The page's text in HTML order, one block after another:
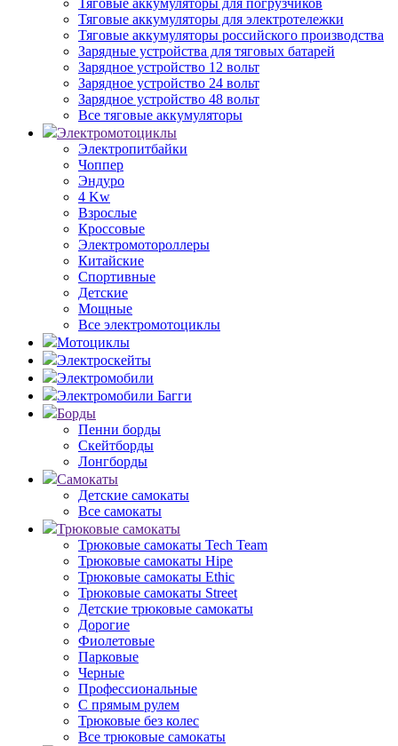
Тяговые аккумуляторы для погрузчиков
Тяговые аккумуляторы для электротележки
Тяговые аккумуляторы российского производства
Зарядные устройства для тяговых батарей
Зарядное устройство 12 вольт
Зарядное устройство 24 вольт
Зарядное устройство 48 вольт
Все тяговые аккумуляторы
Электромотоциклы
Электропитбайки
Чоппер
Эндуро
4 Kw
Взрослые
Кроссовые
Электромотороллеры
Китайские
Спортивные
Детские
Мощные
Все электромотоциклы
Мотоциклы
Электроскейты
Электромобили
Электромобили Багги
Борды
Пенни борды
Скейтборды
Лонгборды
Самокаты
Детские самокаты
Все самокаты
Трюковые самокаты
Трюковые самокаты Tech Team
Трюковые самокаты Hipe
Трюковые самокаты Ethic
Трюковые самокаты Street
Детские трюковые самокаты
Дорогие
Фиолетовые
Парковые
Черные
Профессиональные
С прямым рулем
Трюковые без колес
Все трюковые самокаты